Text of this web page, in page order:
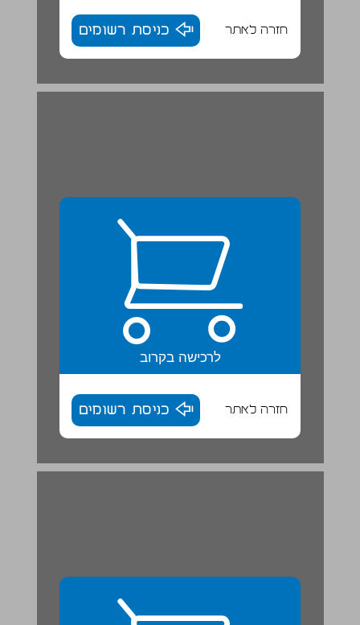
חזרה לאתר כניסת רשומים
לרכישה בקרוב
חזרה לאתר כניסת רשומים
מַסָע בַּשְׁכוּנָה שֶׁלִי | פְּעִילוּת חֵקֶר ... 24